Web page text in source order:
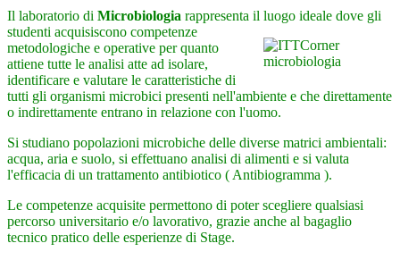
Il laboratorio di Microbiologia rappresenta il luogo ideale dove gli
studenti acquisiscono competenze
metodologiche e operative per quanto
attiene tutte le analisi atte ad isolare,
identificare e valutare le caratteristiche di
tutti gli organismi microbici presenti nell'ambiente e che direttamente
o indirettamente entrano in relazione con l'uomo.
Si studiano popolazioni microbiche delle diverse matrici ambientali:
acqua, aria e suolo, si effettuano analisi di alimenti e si valuta
l'efficacia di un trattamento antibiotico ( Antibiogramma ).
Le competenze acquisite permettono di poter scegliere qualsiasi
percorso universitario e/o lavorativo, grazie anche al bagaglio
tecnico pratico delle esperienze di Stage.